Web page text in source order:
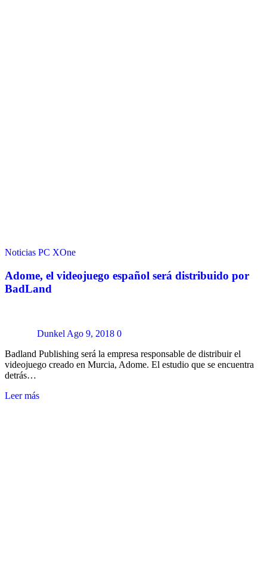
Noticias PC XOne
Adome, el videojuego español será distribuido por
BadLand
Dunkel Ago 9, 2018 0
Badland Publishing será la empresa responsable de distribuir el
videojuego creado en Murcia, Adome. El estudio que se encuentra
detrás…
Leer más